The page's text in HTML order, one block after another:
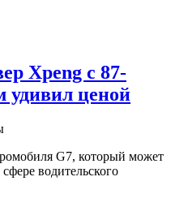
Xpeng с 87-
ценой
G7, который может
водительского